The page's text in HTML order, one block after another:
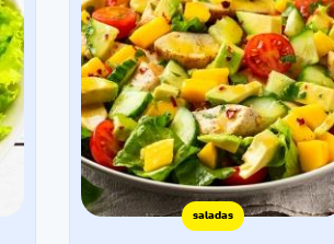
saladas